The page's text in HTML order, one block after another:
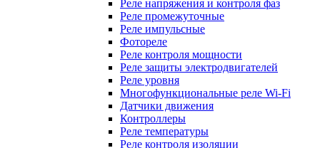
Реле напряжения и контроля фаз
Реле промежуточные
Реле импульсные
Фотореле
Реле контроля мощности
Реле защиты электродвигателей
Реле уровня
Многофункциональные реле Wi-Fi
Датчики движения
Контроллеры
Реле температуры
Реле контроля изоляции